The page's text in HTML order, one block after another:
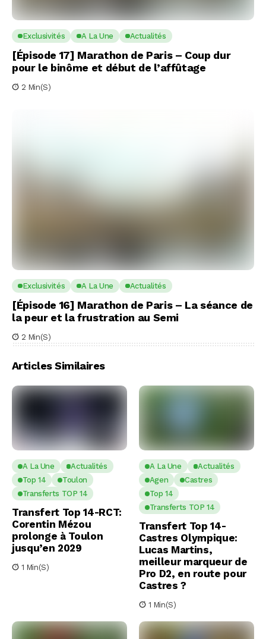
Exclusivités A La Une Actualités
[Épisode 17] Marathon de Paris – Coup dur
pour le binôme et début de l’affûtage
2 Min(s)
Exclusivités A La Une Actualités
[Épisode 16] Marathon de Paris – La séance de
la peur et la frustration au Semi
2 Min(s)
Articles Similaires
A La Une
Actualités
Top 14
Toulon
Transferts TOP 14
Transfert Top 14-RCT:
Corentin Mézou
prolonge à Toulon
jusqu’en 2029
1 Min(s)
A La Une
Actualités
Agen
Castres
Top 14
Transferts TOP 14
Transfert Top 14-
Castres Olympique:
Lucas Martins,
meilleur marqueur de
Pro D2, en route pour
Castres ?
1 Min(s)